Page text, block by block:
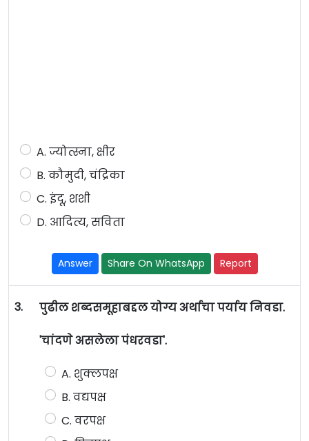
A. ज्योत्स्ना, क्षीर
B. कौमुदी, चंद्रिका
C. इंदू, शशी
D. आदित्य, सविता
Answer Share On WhatsApp Report
3. पुढील शब्दसमूहाबद्दल योग्य अर्थाचा पर्याय निवडा.
'चांदणे असलेला पंधरवडा'.
A. शुक्लपक्ष
B. वद्यपक्ष
C. वरपक्ष